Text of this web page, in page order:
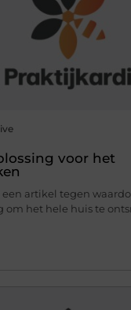
voor het
artikel tegen
om het hele huis te